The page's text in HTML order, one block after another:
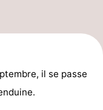
il se passe